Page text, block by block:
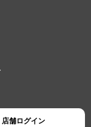
店舗ログイン